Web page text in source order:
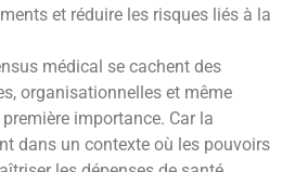
et réduire les risques liés à la
médical se cachent des
organisationnelles et même
importance. Car la
dans un contexte où les pouvoirs